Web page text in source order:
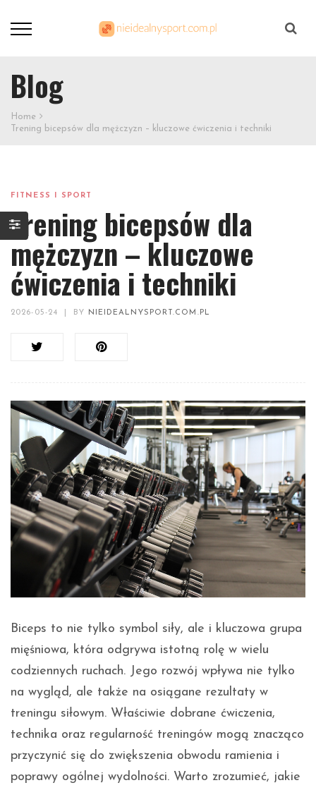
Blog
Home
Trening bicepsów dla mężczyzn – kluczowe ćwiczenia i techniki
FITNESS I SPORT
Trening bicepsów dla
mężczyzn – kluczowe
ćwiczenia i techniki
2026-05-24 BY NIEIDEALNYSPORT.COM.PL
Biceps to nie tylko symbol siły, ale i kluczowa grupa
mięśniowa, która odgrywa istotną rolę w wielu
codziennych ruchach. Jego rozwój wpływa nie tylko
na wygląd, ale także na osiągane rezultaty w
treningu siłowym. Właściwie dobrane ćwiczenia,
technika oraz regularność treningów mogą znacząco
przyczynić się do zwiększenia obwodu ramienia i
poprawy ogólnej wydolności. Warto zrozumieć, jakie